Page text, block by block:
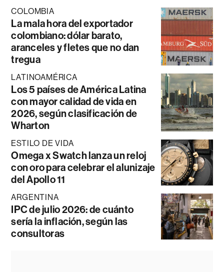
COLOMBIA
La mala hora del exportador
colombiano: dólar barato,
aranceles y fletes que no dan
tregua
LATINOAMÉRICA
Los 5 países de América Latina
con mayor calidad de vida en
2026, según clasificación de
Wharton
ESTILO DE VIDA
Omega x Swatch lanza un reloj
con oro para celebrar el alunizaje
del Apollo 11
ARGENTINA
IPC de julio 2026: de cuánto
sería la inflación, según las
consultoras